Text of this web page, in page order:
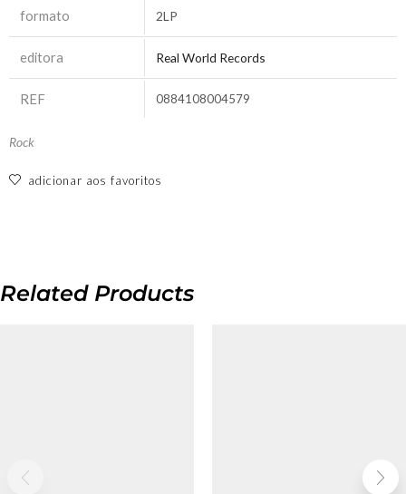
formato 2LP
editora Real World Records
REF 0884108004579
Rock
adicionar aos favoritos
Related Products